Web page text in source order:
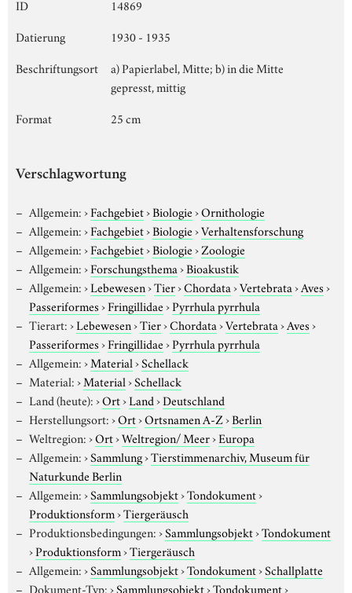
ID
14869
Datierung
1930 - 1935
Beschriftungsort
a) Papierlabel, Mitte; b) in die Mitte
gepresst, mittig
Format
25 cm
Verschlagwortung
Allgemein:›Fachgebiet›Biologie›Ornithologie
Allgemein:›Fachgebiet›Biologie›Verhaltensforschung
Allgemein:›Fachgebiet›Biologie›Zoologie
Allgemein:›Forschungsthema›Bioakustik
Allgemein:›Lebewesen›Tier›Chordata›Vertebrata›Aves›
Passeriformes›Fringillidae›Pyrrhula pyrrhula
Tierart:›Lebewesen›Tier›Chordata›Vertebrata›Aves›
Passeriformes›Fringillidae›Pyrrhula pyrrhula
Allgemein:›Material›Schellack
Material:›Material›Schellack
Land (heute):›Ort›Land›Deutschland
Herstellungsort:›Ort›Ortsnamen A-Z›Berlin
Weltregion:›Ort›Weltregion/ Meer›Europa
Allgemein:›Sammlung›Tierstimmenarchiv, Museum für
Naturkunde Berlin
Allgemein:›Sammlungsobjekt›Tondokument›
Produktionsform›Tiergeräusch
Produktionsbedingungen:›Sammlungsobjekt›Tondokument
›Produktionsform›Tiergeräusch
Allgemein:›Sammlungsobjekt›Tondokument›Schallplatte
Dokument-Typ:›Sammlungsobjekt›Tondokument›